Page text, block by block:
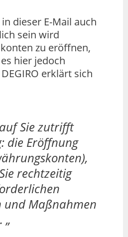
dieser E-Mail auch
sein wird
zu eröffnen,
hier jedoch
erklärt sich
Sie zutrifft
die Eröffnung
rechtzeitig
und Maßnahmen
„